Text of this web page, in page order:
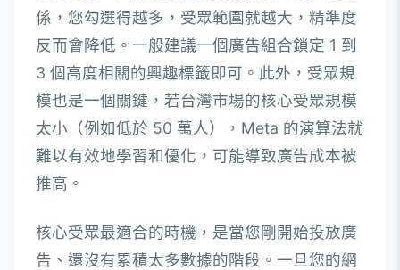
係，您勾選得越多，受眾範圍就越大，精準度
反而會降低。一般建議一個廣告組合鎖定 1 到
3 個高度相關的興趣標籤即可。此外，受眾規
模也是一個關鍵，若台灣市場的核心受眾規模
太小（例如低於 50 萬人），Meta 的演算法就
難以有效地學習和優化，可能導致廣告成本被
推高。
核心受眾最適合的時機，是當您剛開始投放廣
告、還沒有累積太多數據的階段。一旦您的網